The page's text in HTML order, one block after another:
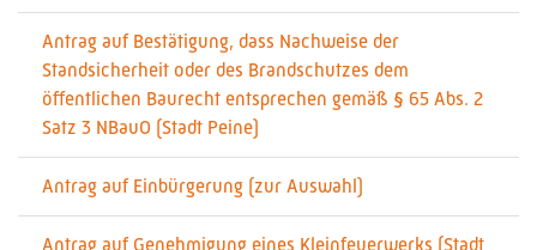
Antrag auf Bestätigung, dass Nachweise der
Standsicherheit oder des Brandschutzes dem
öffentlichen Baurecht entsprechen gemäß § 65 Abs. 2
Satz 3 NBauO (Stadt Peine)
Antrag auf Einbürgerung (zur Auswahl)
Antrag auf Genehmigung eines Kleinfeuerwerks (Stadt